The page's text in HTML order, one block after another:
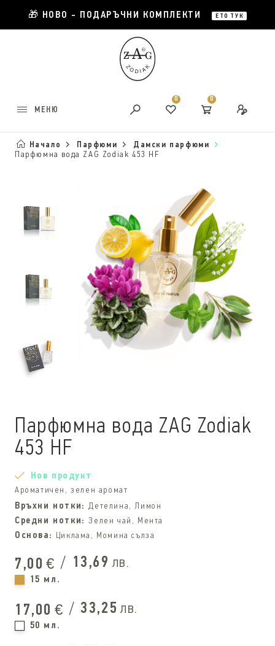
🎁 НОВО - ПОДАРЪЧНИ КОМПЛЕКТИ ЕТО ТУК
МЕНЮ
0 0
Начало Парфюми
Дамски парфюми
Парфюмна вода ZAG Zodiak 453 HF
Парфюмна вода ZAG Zodiak
453 HF
Нов продукт
Ароматичен, зелен аромат
Връхни нотки:Детелина, Лимон
Средни нотки:Зелен чай, Мента
Основа: Циклама, Момина сълза
7,00 € / 13,69 лв.
15 мл.
17,00 € / 33,25 лв.
50 мл.